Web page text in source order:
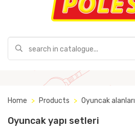
Home Products Oyuncak alanları
Oyuncak yapı setleri